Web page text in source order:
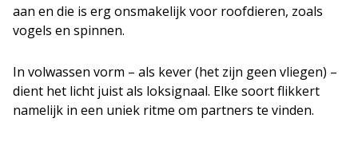
aan en die is erg onsmakelijk voor roofdieren, zoals
vogels en spinnen.
In volwassen vorm – als kever (het zijn geen vliegen) –
dient het licht juist als loksignaal. Elke soort flikkert
namelijk in een uniek ritme om partners te vinden.